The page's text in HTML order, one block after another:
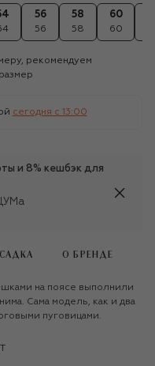
56
56
58
58
60
60
рекомендуем
сегодня c 13:00
и 8% кешбэк для
О БРЕНДЕ
на поясе выполнили
Сама модель, как и два
пуговицами.